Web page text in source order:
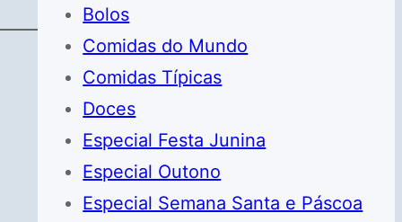
Bolos
Comidas do Mundo
Comidas Típicas
Doces
Especial Festa Junina
Especial Outono
Especial Semana Santa e Páscoa